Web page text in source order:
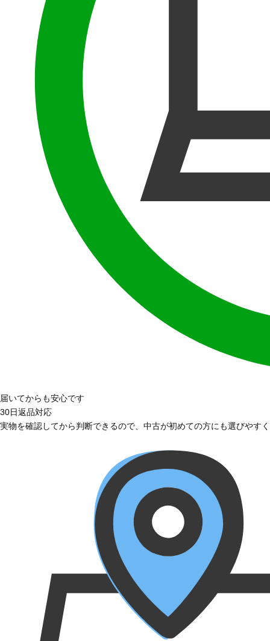
届いてからも安心です
30日返品対応
実物を確認してから判断できるので、中古が初めての方にも選びやす